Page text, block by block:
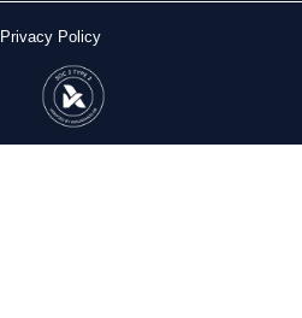
Privacy Policy